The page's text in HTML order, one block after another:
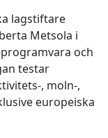
lagstiftare
Metsola i
och
testar
, moln-,
europeiska